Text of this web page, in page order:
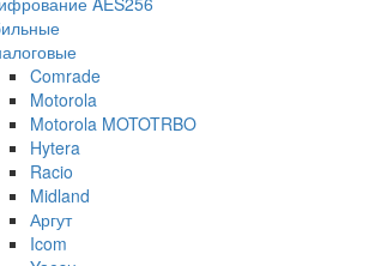
Comrade
Motorola
Motorola MOTOTRBO
Hytera
Racio
Midland
Аргут
Icom